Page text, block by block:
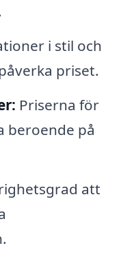
i stil och
priset.
Priserna för
beroende på
att